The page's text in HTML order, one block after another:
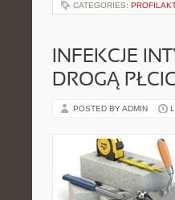
CATEGORIES:
INFEKCJE
DROGĄ
POSTED BY ADMIN